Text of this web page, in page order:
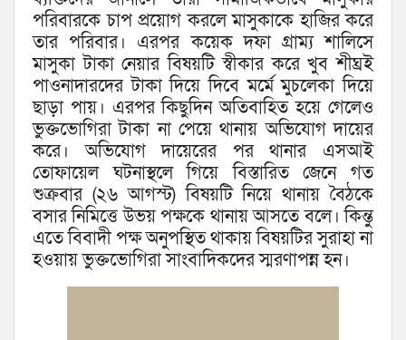
পরিবারকে চাপ প্রয়োগ করলে মাসুকাকে হাজির করে
তার পরিবার। এরপর কয়েক দফা গ্রাম্য শালিসে
মাসুকা টাকা নেয়ার বিষয়টি স্বীকার করে খুব শীঘ্রই
পাওনাদারদের টাকা দিয়ে দিবে মর্মে মুচলেকা দিয়ে
ছাড়া পায়। এরপর কিছুদিন অতিবাহিত হয়ে গেলেও
ভুক্তভোগিরা টাকা না পেয়ে থানায় অভিযোগ দায়ের
করে। অভিযোগ দায়েরের পর থানার এসআই
তোফায়েল ঘটনাস্থলে গিয়ে বিস্তারিত জেনে গত
শুক্রবার (২৬ আগস্ট) বিষয়টি নিয়ে থানায় বৈঠকে
বসার নিমিত্তে উভয় পক্ষকে থানায় আসতে বলে। কিন্তু
এতে বিবাদী পক্ষ অনুপস্থিত থাকায় বিষয়টির সুরাহা না
হওয়ায় ভুক্তভোগিরা সাংবাদিকদের স্মরণাপন্ন হন।